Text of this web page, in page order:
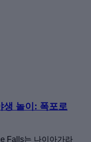
생 놀이: 폭포로
Falls는 나이아가라